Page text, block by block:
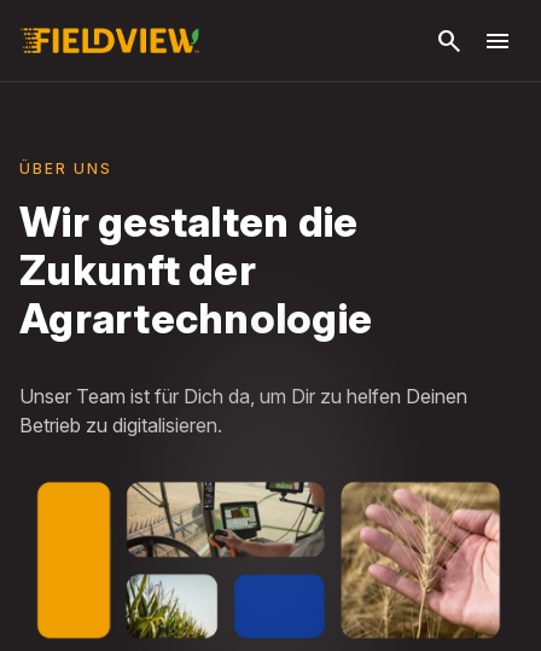
search menu
ÜBER UNS
Wir gestalten die
Zukunft der
Agrartechnologie
Unser Team ist für Dich da, um Dir zu helfen Deinen
Betrieb zu digitalisieren.